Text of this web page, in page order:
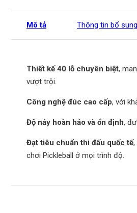
Mô tả Thông tin bổ sung
Thiết kế 40 lỗ chuyên biệt,
vượt trội.
Công nghệ đúc cao cấp, với
Độ nảy hoàn hảo và ổn định,
Đạt tiêu chuẩn thi đấu quốc tế,
chơi Pickleball ở mọi trình độ.